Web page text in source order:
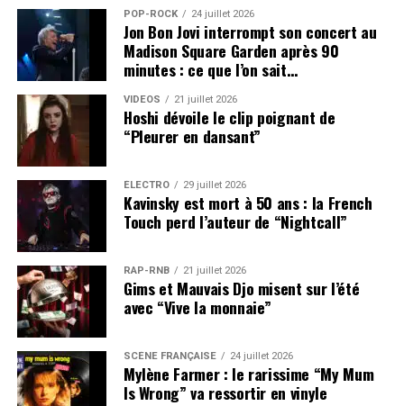
POP-ROCK 24 juillet 2026
Jon Bon Jovi interrompt son concert au
Madison Square Garden après 90
minutes : ce que l’on sait…
VIDEOS 21 juillet 2026
Hoshi dévoile le clip poignant de
“Pleurer en dansant”
ÉLECTRO 29 juillet 2026
Kavinsky est mort à 50 ans : la French
Touch perd l’auteur de “Nightcall”
RAP-RNB 21 juillet 2026
Gims et Mauvais Djo misent sur l’été
avec “Vive la monnaie”
SCÈNE FRANÇAISE 24 juillet 2026
Mylène Farmer : le rarissime “My Mum
Is Wrong” va ressortir en vinyle